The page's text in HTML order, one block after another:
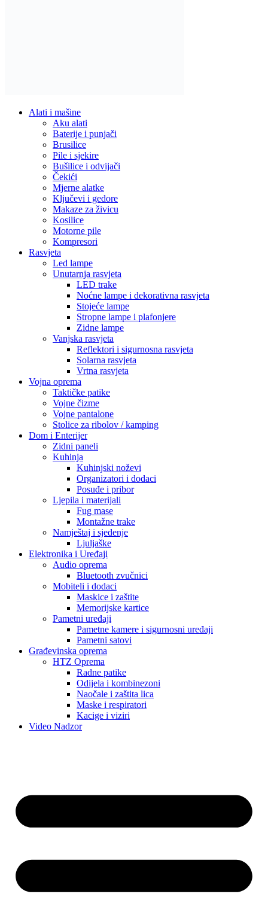
Alati i mašine
Aku alati
Baterije i punjači
Brusilice
Pile i sjekire
Bušilice i odvijači
Čekići
Mjerne alatke
Ključevi i gedore
Makaze za živicu
Kosilice
Motorne pile
Kompresori
Rasvjeta
Led lampe
Unutarnja rasvjeta
LED trake
Noćne lampe i dekorativna rasvjeta
Stojeće lampe
Stropne lampe i plafonjere
Zidne lampe
Vanjska rasvjeta
Reflektori i sigurnosna rasvjeta
Solarna rasvjeta
Vrtna rasvjeta
Vojna oprema
Taktičke patike
Vojne čizme
Vojne pantalone
Stolice za ribolov / kamping
Dom i Enterijer
Zidni paneli
Kuhinja
Kuhinjski noževi
Organizatori i dodaci
Posuđe i pribor
Ljepila i materijali
Fug mase
Montažne trake
Namještaj i sjedenje
Ljuljaške
Elektronika i Uređaji
Audio oprema
Bluetooth zvučnici
Mobiteli i dodaci
Maskice i zaštite
Memorijske kartice
Pametni uređaji
Pametne kamere i sigurnosni uređaji
Pametni satovi
Građevinska oprema
HTZ Oprema
Radne patike
Odijela i kombinezoni
Naočale i zaštita lica
Maske i respiratori
Kacige i viziri
Video Nadzor